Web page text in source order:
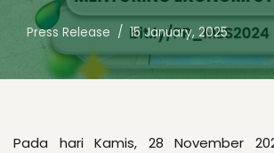
Press Release 15 January, 2025
Pada hari Kamis, 28 November